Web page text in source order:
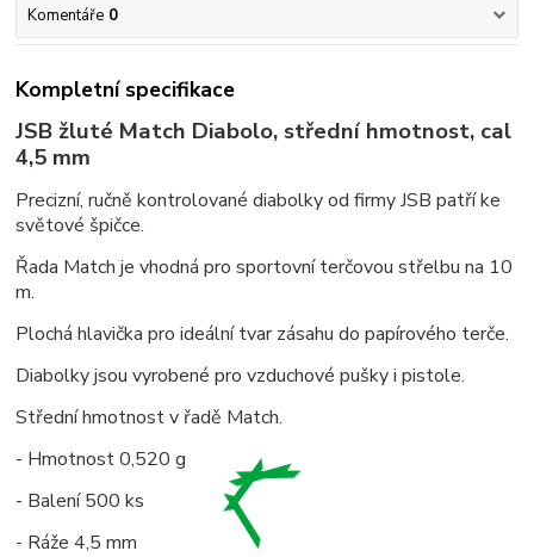
Komentáře 0
Kompletní specifikace
JSB žluté Match Diabolo, střední hmotnost, cal
4,5 mm
Precizní, ručně kontrolované diabolky od firmy JSB patří ke
světové špičce.
Řada Match je vhodná pro sportovní terčovou střelbu na 10
m.
Plochá hlavička pro ideální tvar zásahu do papírového terče.
Diabolky jsou vyrobené pro vzduchové pušky i pistole.
Střední hmotnost v řadě Match.
- Hmotnost 0,520 g
- Balení 500 ks
- Ráže 4,5 mm